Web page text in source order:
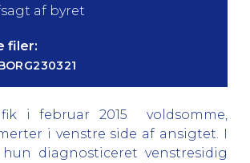
af byret
filer:
i februar 2015 voldsomme,
i venstre side af ansigtet. I
hun diagnosticeret venstresidig